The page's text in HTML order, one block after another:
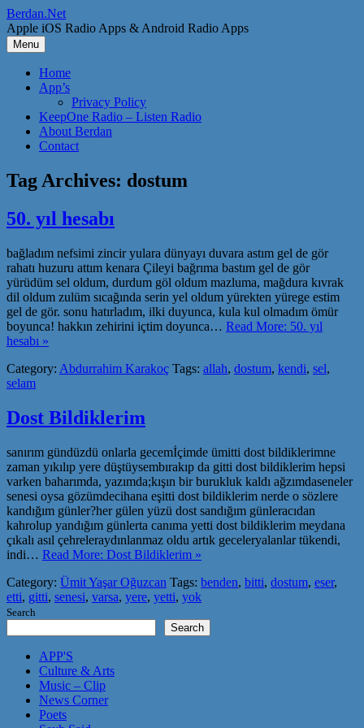
Skip
to
content
Berdan.Net
Apple iOS Radio Apps & Android Radio Apps
Menu
Home
App’s
Privacy Policy
KeepOne Radio – Listen Radio
About Berdan
Contact
Tag Archives: dostum
50. yıl hesabı
bağladım nefsimi zincir yulara dünyayı duvara astım gel de gör
rahatı huzuru attım kenara Çileyi bağrıma bastım gel de gör
yürüdüm sel oldum, durdum göl oldum mazluma, mağdura kıvrak
dil oldum zulüm sıcağında serin yel oldum yürekten yürege estim
gel de gör. sonu hatırladım, ilki duyunca, kula kul olmadım ömür
boyunca! hakkın zehirini içtim doyunca… Read More: 50. yıl
hesabı »
Category: Abdurrahim Karakoç Tags: allah, dostum, kendi, sel,
selam
Dost Bildiklerim
sanırım gündüzdü onlarla gecemİçimde ümitti dost bildiklerimne
zaman yıkılıp yere düştüysembırakıp da gitti dost bildiklerim hepsi
varken baharımda, yazımda;kışın bir burukluk kaldı ağzımdaseneler
senesi oysa gözümdecihana eşitti dost bildiklerim nerde o sözlere
kandığım günler?her gülen yüzü dost sandığım günleracıdan
kahrolup yandığım günlerta canıma yetti dost bildiklerim meydana
çıkalı asıl çehreleraydınlanmaz oldu artık geceleryalanlar tükendi,
indi… Read More: Dost Bildiklerim »
Category: Ümit Yaşar Oğuzcan Tags: benden, bitti, dostum, eser,
etti, gitti, senesi, varsa, yere, yetti, yok
Search
Search
APP'S
Culture & Arts
Music – Clip
News Corner
Poets